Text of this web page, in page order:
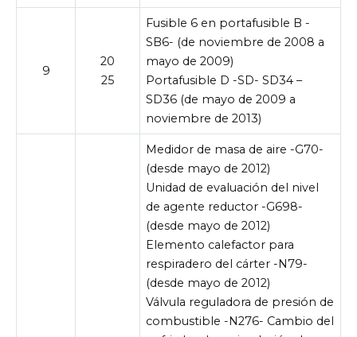
9
20
25
Fusible 6 en portafusible B -
SB6- (de noviembre de 2008 a
mayo de 2009)
Portafusible D -SD- SD34 –
SD36 (de mayo de 2009 a
noviembre de 2013)
Medidor de masa de aire -G70-
(desde mayo de 2012)
Unidad de evaluación del nivel
de agente reductor -G698-
(desde mayo de 2012)
Elemento calefactor para
respiradero del cárter -N79-
(desde mayo de 2012)
Válvula reguladora de presión de
combustible -N276- Cambio del